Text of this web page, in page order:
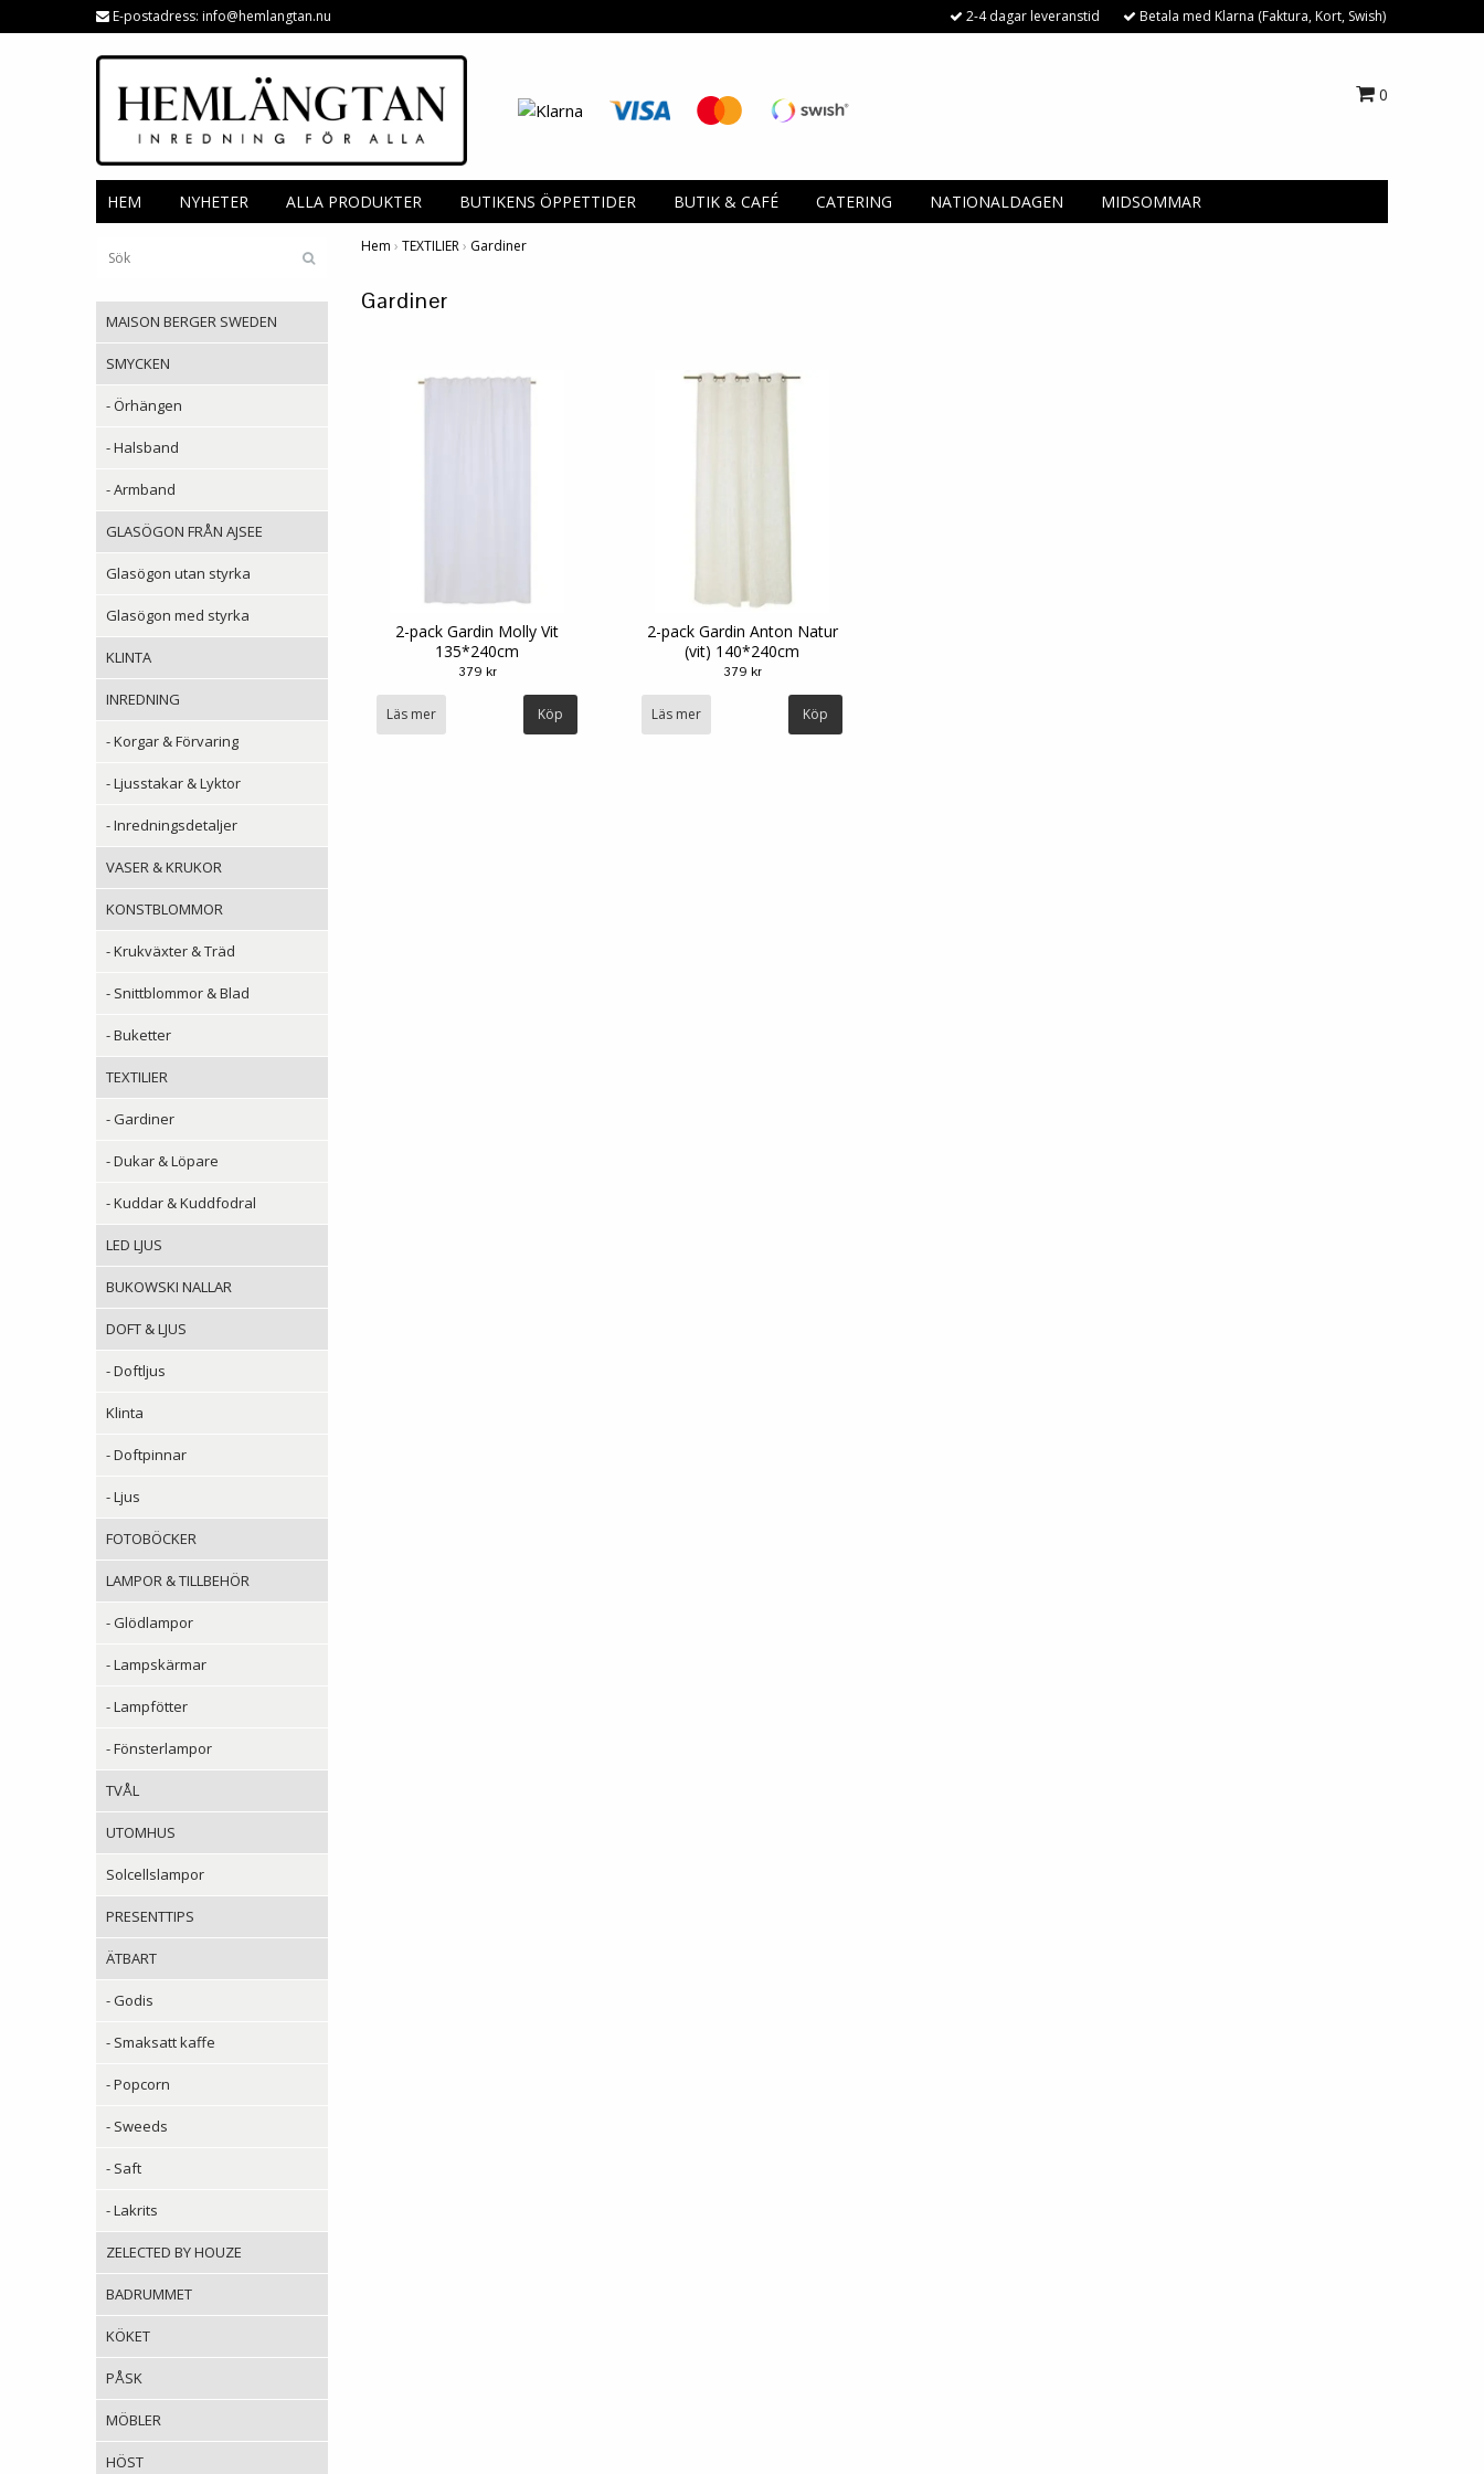
E-postadress: info@hemlangtan.nu 2-4 dagar leveranstid Betala med Klarna (Faktura, Kort, Swish)
0
HEM NYHETER ALLA PRODUKTER BUTIKENS ÖPPETTIDER BUTIK & CAFÉ CATERING NATIONALDAGEN MIDSOMMAR
MAISON BERGER SWEDEN
SMYCKEN
- Örhängen
- Halsband
- Armband
GLASÖGON FRÅN AJSEE
Glasögon utan styrka
Glasögon med styrka
KLINTA
INREDNING
- Korgar & Förvaring
- Ljusstakar & Lyktor
- Inredningsdetaljer
VASER & KRUKOR
KONSTBLOMMOR
- Krukväxter & Träd
- Snittblommor & Blad
- Buketter
TEXTILIER
- Gardiner
- Dukar & Löpare
- Kuddar & Kuddfodral
LED LJUS
BUKOWSKI NALLAR
DOFT & LJUS
- Doftljus
Klinta
- Doftpinnar
- Ljus
FOTOBÖCKER
LAMPOR & TILLBEHÖR
- Glödlampor
- Lampskärmar
- Lampfötter
- Fönsterlampor
TVÅL
UTOMHUS
Solcellslampor
PRESENTTIPS
ÄTBART
- Godis
- Smaksatt kaffe
- Popcorn
- Sweeds
- Saft
- Lakrits
ZELECTED BY HOUZE
BADRUMMET
KÖKET
PÅSK
MÖBLER
HÖST
Hem › TEXTILIER› Gardiner
Gardiner
2-pack Gardin Molly Vit
135*240cm
379 kr
Läs mer
2-pack Gardin Anton Natur
(vit) 140*240cm
379 kr
Läs mer